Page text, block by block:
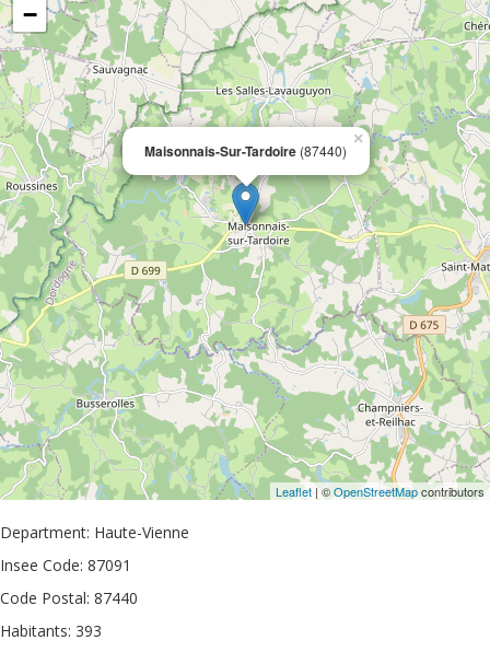
Maisonnais-Sur-Tardoire (87440)
×
−
Leaflet | ©OpenStreetMapcontributors
Department: Haute-Vienne
Insee Code: 87091
Code Postal: 87440
Habitants: 393